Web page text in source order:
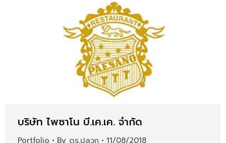
บริษัท ไพซาโน บี.เค.เค. จำกัด
Portfolio By ดร.ปลวก 11/08/2018